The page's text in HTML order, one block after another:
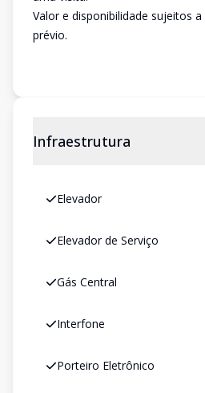
Valor e disponibilidade sujeitos
prévio.
Infraestrutura
Elevador
Elevador de Serviço
Gás Central
Interfone
Porteiro Eletrônico